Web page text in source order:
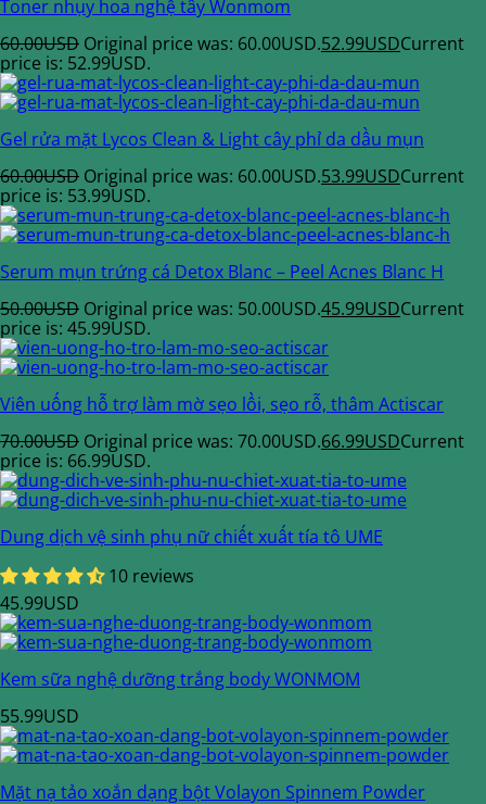
Toner nhụy hoa nghệ tây Wonmom
60.00USD Original price was: 60.00USD.52.99USDCurrent
price is: 52.99USD.
Gel rửa mặt Lycos Clean & Light cây phỉ da dầu mụn
60.00USD Original price was: 60.00USD.53.99USDCurrent
price is: 53.99USD.
Serum mụn trứng cá Detox Blanc – Peel Acnes Blanc H
50.00USD Original price was: 50.00USD.45.99USDCurrent
price is: 45.99USD.
Viên uống hỗ trợ làm mờ sẹo lồi, sẹo rỗ, thâm Actiscar
70.00USD Original price was: 70.00USD.66.99USDCurrent
price is: 66.99USD.
Dung dịch vệ sinh phụ nữ chiết xuất tía tô UME
10 reviews
45.99USD
Kem sữa nghệ dưỡng trắng body WONMOM
55.99USD
Mặt nạ tảo xoắn dạng bột Volayon Spinnem Powder